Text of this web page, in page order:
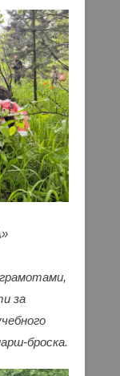
за
броска.